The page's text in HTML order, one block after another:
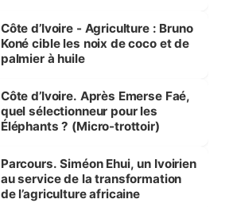
Côte d’Ivoire - Agriculture : Bruno
Koné cible les noix de coco et de
palmier à huile
Côte d’Ivoire. Après Emerse Faé,
quel sélectionneur pour les
Éléphants ? (Micro-trottoir)
Parcours. Siméon Ehui, un Ivoirien
au service de la transformation
de l’agriculture africaine